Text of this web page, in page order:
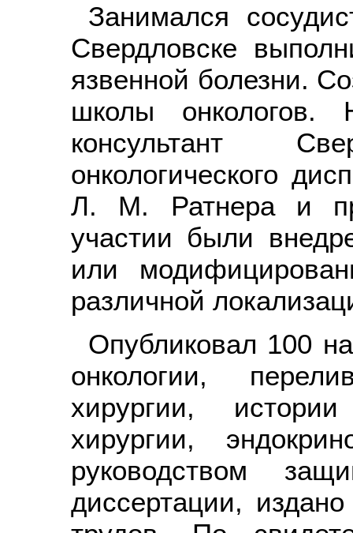
Занимался
Свердловске
язвенной болезни.
школы онкологов.
консультант
онкологического
Л. М. Ратнера и
участии были
или
различной
Опубликовал 100
онкологии,
хирургии,
хирургии,
руководством
диссертации,